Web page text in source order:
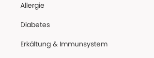
Allergie
Diabetes
Erkältung & Immunsystem